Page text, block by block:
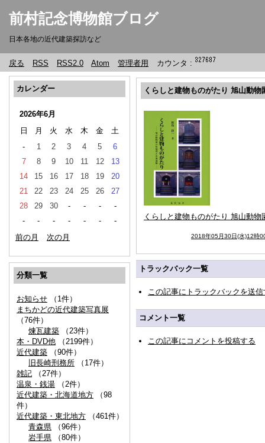
前村記念博物館ブログ
日本各地の近代建築探訪など
戻る RSS RSS2.0 Atom 管理者用 カウンタ :
カレンダー
2026年6月
日
月 火 水 木 金
土
-
1 2 3 4 5
6
7
8 9 10 11 12
13
14
15 16 17 18 19
20
21
22 23 24 25 26
27
28
29 30 - - -
-
-
- - - - -
-
前の月
次の月
分類一覧
お知らせ （1件）
まちかどの近代建築写真展
（76件）
煉瓦建築 （23件）
本・DVD他 （2199件）
近代建築 （90件）
旧長崎刑務所 （17件）
雑記 （27件）
温泉・銭湯 （2件）
近代建築・北海道地方 （98
件）
近代建築・東北地方 （461件）
青森県 （96件）
岩手県 （80件）
くらしと建物ものがたり 旭山動
くらしと建物ものがたり 旭山動
2018年05月30日(水)12時
トラックバック一覧
この記事にトラックバックを送信
コメント一覧
この記事にコメントを投稿する